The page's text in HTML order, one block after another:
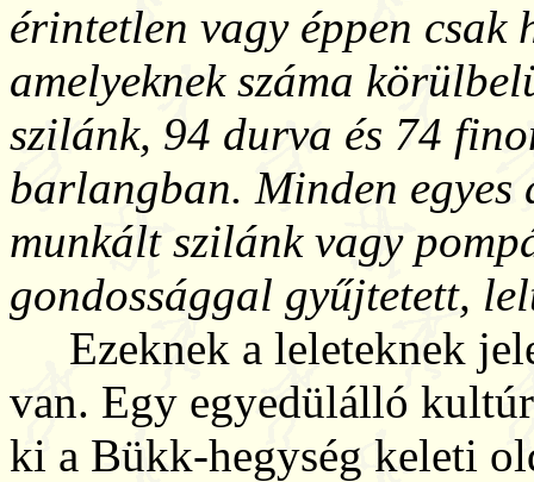
érintetlen vagy éppen
amelyeknek száma
szilánk, 94 durva és 74
barlangban. Minden egyes
munkált szilánk vagy
gondossággal gyűjtetett,
Ezeknek a leleteknek
van. Egy egyedülálló
ki a Bükk-hegység keleti